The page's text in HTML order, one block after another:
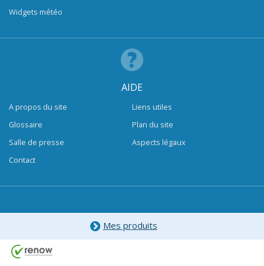
Widgets météo
AIDE
A propos du site
Glossaire
Salle de presse
Contact
Liens utiles
Plan du site
Aspects légaux
Mes produits